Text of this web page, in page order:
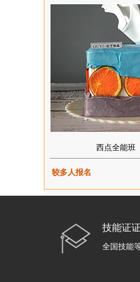
西点全能班
较多人报名
技能证
全国技能